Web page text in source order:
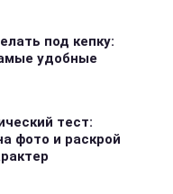
под кепку:
удобные
тест:
фото и раскрой